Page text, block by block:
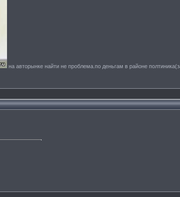
на авторынке найти не проблема.по деньгам в районе